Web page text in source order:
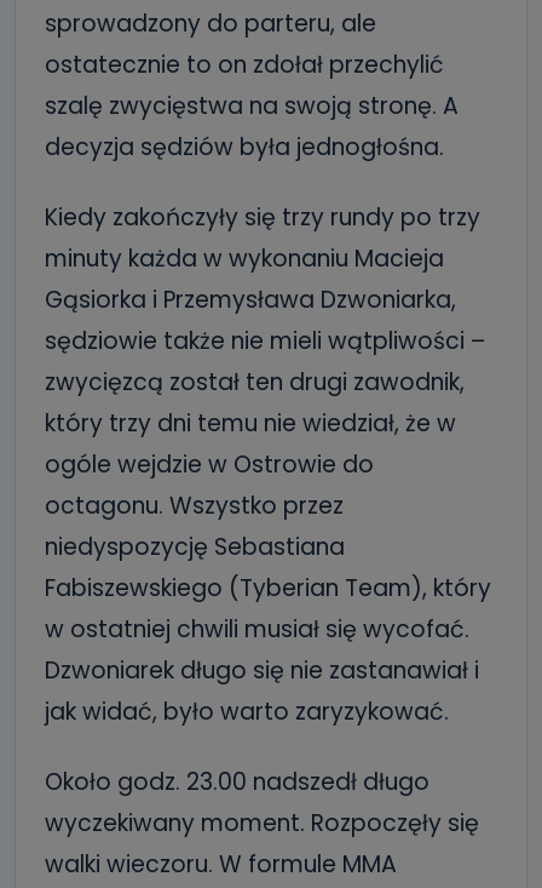
sprowadzony do parteru, ale
ostatecznie to on zdołał przechylić
szalę zwycięstwa na swoją stronę. A
decyzja sędziów była jednogłośna.
Kiedy zakończyły się trzy rundy po trzy
minuty każda w wykonaniu Macieja
Gąsiorka i Przemysława Dzwoniarka,
sędziowie także nie mieli wątpliwości –
zwycięzcą został ten drugi zawodnik,
który trzy dni temu nie wiedział, że w
ogóle wejdzie w Ostrowie do
octagonu. Wszystko przez
niedyspozycję Sebastiana
Fabiszewskiego (Tyberian Team), który
w ostatniej chwili musiał się wycofać.
Dzwoniarek długo się nie zastanawiał i
jak widać, było warto zaryzykować.
Około godz. 23.00 nadszedł długo
wyczekiwany moment. Rozpoczęły się
walki wieczoru. W formule MMA